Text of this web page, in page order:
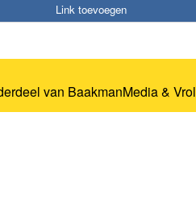
Link toevoegen
van BaakmanMedia&